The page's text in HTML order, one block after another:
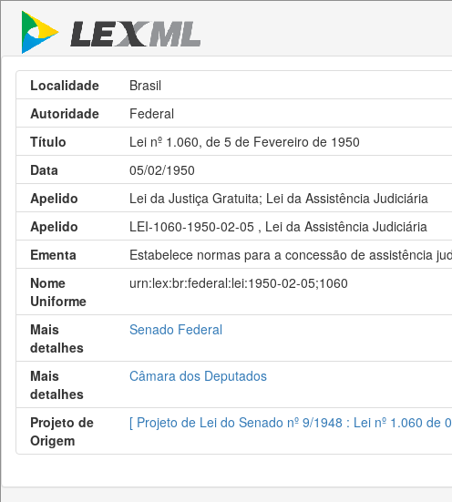
Localidade
Brasil
Autoridade
Federal
Título
Lei nº 1.060, de 5 de Fevereiro de 1950
Data
05/02/1950
Apelido
Lei da Justiça Gratuita; Lei da Assistência Judiciária
Apelido
LEI-1060-1950-02-05 , Lei da Assistência Judiciária
Ementa
Estabelece normas para a concessão de assistência
Nome
Uniforme
urn:lex:br:federal:lei:1950-02-05;1060
Mais
detalhes
Senado Federal
Mais
detalhes
Câmara dos Deputados
Projeto de
Origem
[ Projeto de Lei do Senado nº 9/1948 : Lei nº 1.060 de